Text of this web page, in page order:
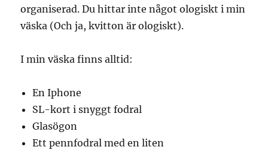
organiserad. Du hittar inte något ologiskt i min
väska (Och ja, kvitton är ologiskt).
I min väska finns alltid:
En Iphone
SL-kort i snyggt fodral
Glasögon
Ett pennfodral med en liten